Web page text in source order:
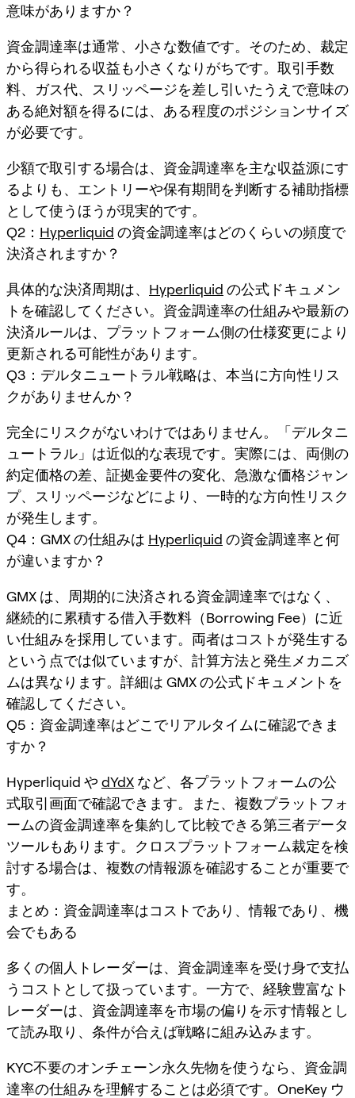
意味がありますか？
資金調達率は通常、小さな数値です。そのため、裁定
から得られる収益も小さくなりがちです。取引手数
料、ガス代、スリッページを差し引いたうえで意味の
ある絶対額を得るには、ある程度のポジションサイズ
が必要です。
少額で取引する場合は、資金調達率を主な収益源にす
るよりも、エントリーや保有期間を判断する補助指標
として使うほうが現実的です。
Q2： Hyperliquid の資金調達率はどのくらいの頻度で
決済されますか？
具体的な決済周期は、 Hyperliquid の公式ドキュメン
トを確認してください。資金調達率の仕組みや最新の
決済ルールは、プラットフォーム側の仕様変更により
更新される可能性があります。
Q3：デルタニュートラル戦略は、本当に方向性リス
クがありませんか？
完全にリスクがないわけではありません。「デルタニ
ュートラル」は近似的な表現です。実際には、両側の
約定価格の差、証拠金要件の変化、急激な価格ジャン
プ、スリッページなどにより、一時的な方向性リスク
が発生します。
Q4：GMX の仕組みは Hyperliquid の資金調達率と何
が違いますか？
GMX は、周期的に決済される資金調達率ではなく、
継続的に累積する借入手数料（Borrowing Fee）に近
い仕組みを採用しています。両者はコストが発生する
という点では似ていますが、計算方法と発生メカニズ
ムは異なります。詳細は GMX の公式ドキュメントを
確認してください。
Q5：資金調達率はどこでリアルタイムに確認できま
すか？
Hyperliquid や dYdX など、各プラットフォームの公
式取引画面で確認できます。また、複数プラットフォ
ームの資金調達率を集約して比較できる第三者データ
ツールもあります。クロスプラットフォーム裁定を検
討する場合は、複数の情報源を確認することが重要で
す。
まとめ：資金調達率はコストであり、情報であり、機
会でもある
多くの個人トレーダーは、資金調達率を受け身で支払
うコストとして扱っています。一方で、経験豊富なト
レーダーは、資金調達率を市場の偏りを示す情報とし
て読み取り、条件が合えば戦略に組み込みます。
KYC不要のオンチェーン永久先物を使うなら、資金調
達率の仕組みを理解することは必須です。OneKey ウ